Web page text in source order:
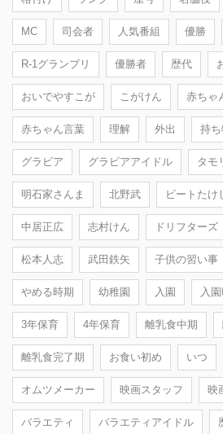
MC 司会者 人気番組 優勝
R-1グランプリ 優勝者 歴代
おいでやすこが こがけん 赤ちゃ
赤ちゃん言葉 理解 外出 持ち
グラビア グラビアアイドル タモ
明石家さんま 北野武 ビートたけ
中居正広 志村けん ドリフターズ
松本人志 武田鉄矢 子供の習い事
やめる時期 幼稚園 入園 入
3年保育 4年保育 離乳食中期
離乳食完了期 お食い初め いつ
オムツメーカー 映画スタッフ 映
バラエティ バラエティアイドル